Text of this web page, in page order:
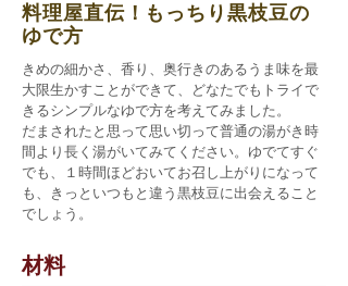
料理屋直伝！もっちり黒枝豆の
ゆで方
きめの細かさ、香り、奥行きのあるうま味を最
大限生かすことができて、どなたでもトライで
きるシンプルなゆで方を考えてみました。
だまされたと思って思い切って普通の湯がき時
間より長く湯がいてみてください。ゆでてすぐ
でも、１時間ほどおいてお召し上がりになって
も、きっといつもと違う黒枝豆に出会えること
でしょう。
材料